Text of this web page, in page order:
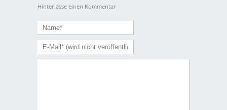
Hinterlasse einen Kommentar